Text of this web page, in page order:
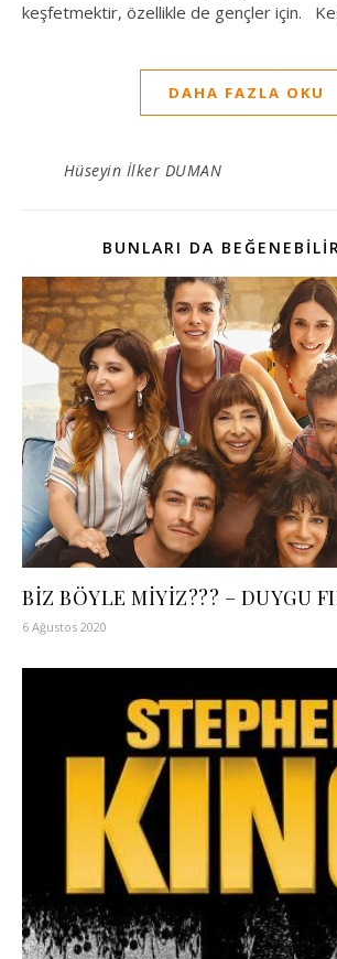
keşfetmektir, özellikle de gençler için.
DAHA FAZLA OKU
Hüseyin İlker DUMAN
BUNLARI DA
BİZ BÖYLE MİYİZ??? – DUYGU
6 Ağustos 2020